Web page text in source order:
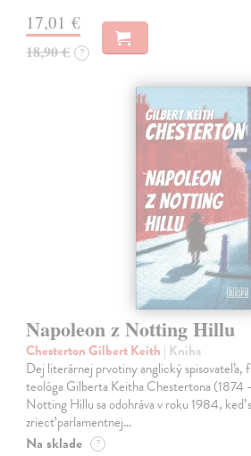
17,01 €
18,90 € ?
Napoleon z Notting Hillu
Chesterton Gilbert Keith | Kniha
Dej literárnej prvotiny anglický spisovateľa,
teológa Gilberta Keitha Chestertona (1874
Notting Hillu sa odohráva v roku 1984, keď
zriecť parlamentnej…
Na sklade ?